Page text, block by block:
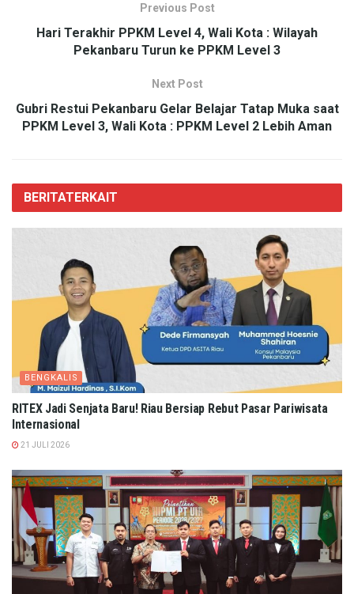
Previous Post
Hari Terakhir PPKM Level 4, Wali Kota : Wilayah
Pekanbaru Turun ke PPKM Level 3
Next Post
Gubri Restui Pekanbaru Gelar Belajar Tatap Muka saat
PPKM Level 3, Wali Kota : PPKM Level 2 Lebih Aman
BERITATERKAIT
BENGKALIS
RITEX Jadi Senjata Baru! Riau Bersiap Rebut Pasar Pariwisata
Internasional
21 JULI 2026